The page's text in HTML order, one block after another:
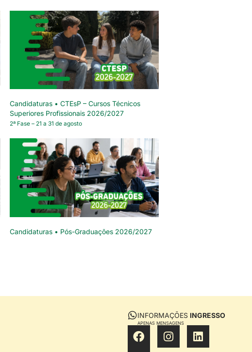
Candidaturas • CTEsP – Cursos Técnicos
Superiores Profissionais 2026/2027
2ª Fase – 21 a 31 de agosto
Candidaturas • Pós-Graduações 2026/2027
INFORMAÇÕES INGRESSO
APENAS MENSAGENS